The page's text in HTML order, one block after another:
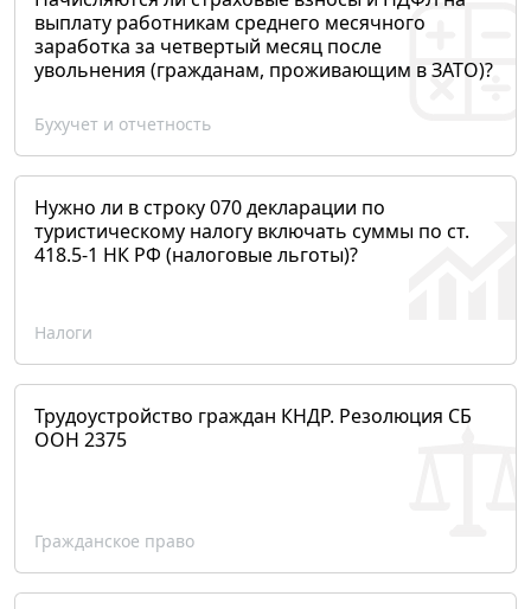
выплату работникам среднего месячного
заработка за четвертый месяц после
увольнения (гражданам, проживающим в ЗАТО)?
Бухучет и отчетность
Нужно ли в строку 070 декларации по
туристическому налогу включать суммы по ст.
418.5-1 НК РФ (налоговые льготы)?
Налоги
Трудоустройство граждан КНДР. Резолюция СБ
ООН 2375
Гражданское право